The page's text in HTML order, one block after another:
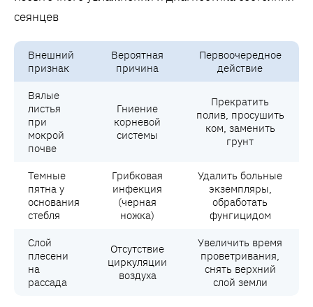
Внешний
признак
Вероятная
причина
Первоочередное
действие
Вялые
листья
при
мокрой
почве
Гниение
корневой
системы
Прекратить
полив, просушить
ком, заменить
грунт
Темные
пятна у
основания
стебля
Грибковая
инфекция
(черная
ножка)
Удалить больные
экземпляры,
обработать
фунгицидом
Слой
плесени
на
рассада
Отсутствие
циркуляции
воздуха
Увеличить время
проветривания,
снять верхний
слой земли